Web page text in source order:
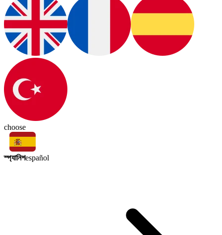
choose
স্প্যানিশespañol